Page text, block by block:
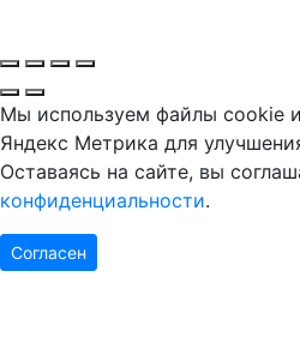
Мы используем файлы cookie
Яндекс Метрика для
Оставаясь на сайте, вы
конфиденциальности.
Согласен